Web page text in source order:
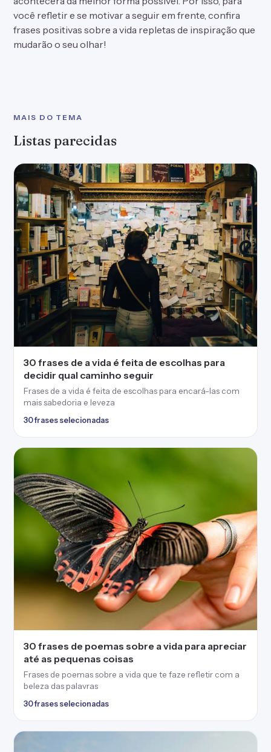
você refletir e se motivar a seguir em frente, confira
frases positivas sobre a vida repletas de inspiração que
mudarão o seu olhar!
MAIS DO TEMA
Listas parecidas
30 frases de a vida é feita de escolhas para
decidir qual caminho seguir
Frases de a vida é feita de escolhas para encará-las com
mais sabedoria e leveza
30 frases selecionadas
30 frases de poemas sobre a vida para apreciar
até as pequenas coisas
Frases de poemas sobre a vida que te faze refletir com a
beleza das palavras
30 frases selecionadas